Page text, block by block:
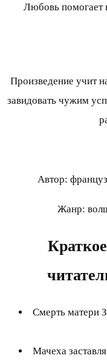
Любовь помогает
Произведение учит
завидовать чужим
Автор:
Жанр:
Смерть матери
Мачеха